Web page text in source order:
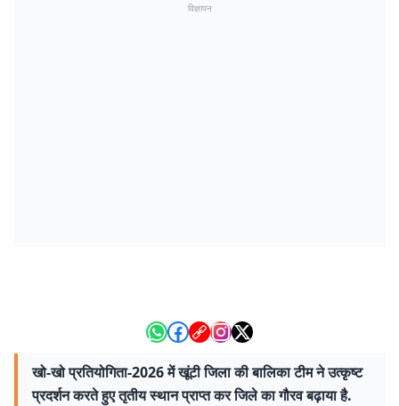
विज्ञापन
खो-खो प्रतियोगिता-2026 में खूंटी जिला की बालिका टीम ने उत्कृष्ट
प्रदर्शन करते हुए तृतीय स्थान प्राप्त कर जिले का गौरव बढ़ाया है.